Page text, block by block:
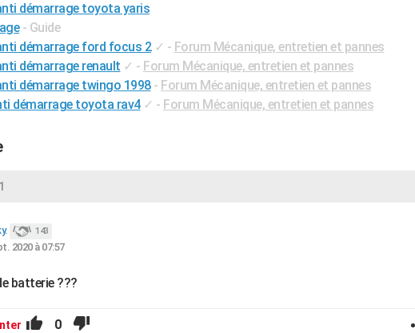
démarrage toyota yaris
- Guide
démarrage ford focus 2 ✓ - Forum Mécanique, entretien et pannes
démarrage renault ✓ - Forum Mécanique, entretien et pannes
démarrage twingo 1998 - Forum Mécanique, entretien et pannes
démarrage toyota rav4 ✓ - Forum Mécanique, entretien et pannes
143
2020 à 07:57
batterie ???
0